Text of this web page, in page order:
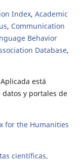
Index, Academic
, Communication
Behavior
Database,
está
y portales de
for the Humanities
científicas.